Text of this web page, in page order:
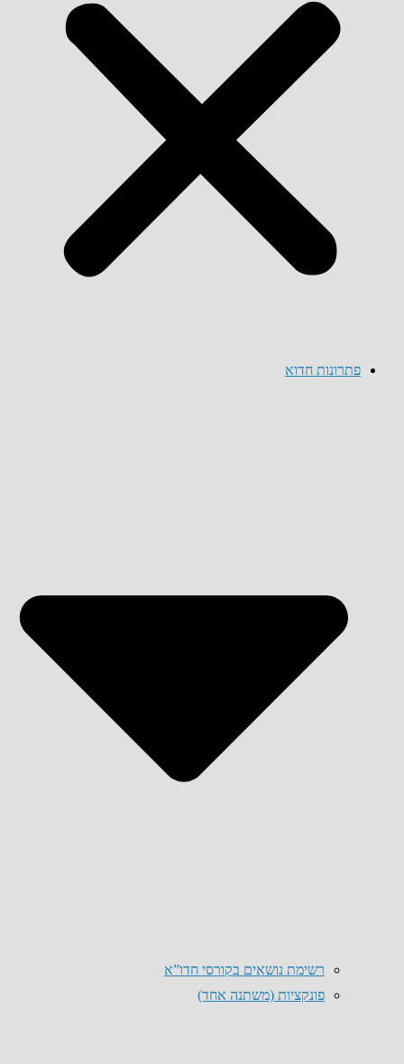
פתרונות חדוא
רשימת נושאים בקורסי חדו”א
פונקציות (משתנה אחד)